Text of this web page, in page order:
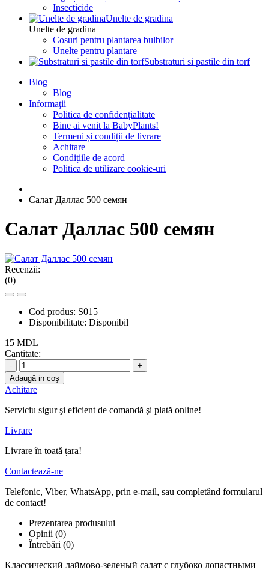
Insecticide
Unelte de gradina
Unelte de gradina
Cosuri pentru plantarea bulbilor
Unelte pentru plantare
Substraturi si pastile din torf
Blog
Blog
Informaţii
Politica de confidențialitate
Bine ai venit la BabyPlants!
Termeni și condiții de livrare
Achitare
Condițiile de acord
Politica de utilizare cookie-uri
Салат Даллас 500 семян
Салат Даллас 500 семян
Recenzii:
(0)
Cod produs: S015
Disponibilitate: Disponibil
15 MDL
Cantitate:
-
+
Adaugă in coş
Achitare
Serviciu sigur şi eficient de comandă şi plată online!
Livrare
Livrare în toată țara!
Contactează-ne
Telefonic, Viber, WhatsApp, prin e-mail, sau completând formularul
de contact!
Prezentarea produsului
Opinii (0)
Întrebări (0)
Классический лаймово-зеленый салат с глубоко лопастными